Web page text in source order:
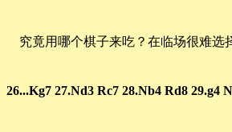
究竟用哪个棋子来吃？在临场很难选
26...Kg7 27.Nd3 Rc7 28.Nb4 Rd8 29.g4